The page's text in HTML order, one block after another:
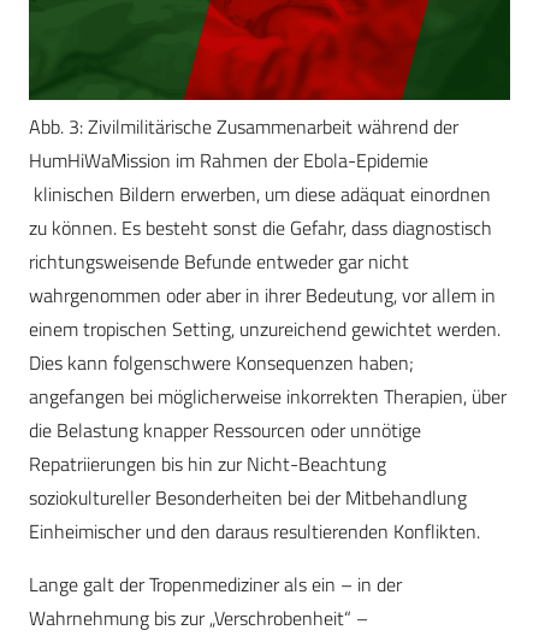
Abb. 3: Zivilmilitärische Zusammenarbeit während der
HumHiWaMission im Rahmen der Ebola-Epidemie
klinischen Bildern erwerben, um diese adäquat einordnen
zu können. Es besteht sonst die Gefahr, dass diagnostisch
richtungsweisende Befunde entweder gar nicht
wahrgenommen oder aber in ihrer Bedeutung, vor allem in
einem tropischen Setting, unzureichend gewichtet werden.
Dies kann folgenschwere Konsequenzen haben;
angefangen bei möglicherweise inkorrekten Therapien, über
die Belastung knapper Ressourcen oder unnötige
Repatriierungen bis hin zur Nicht-Beachtung
soziokultureller Besonderheiten bei der Mitbehandlung
Einheimischer und den daraus resultierenden Konflikten.
Lange galt der Tropenmediziner als ein – in der
Wahrnehmung bis zur „Verschrobenheit“ –